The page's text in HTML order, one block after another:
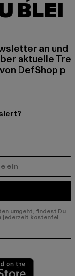
BLEI
an und
aktuelle Tre
DefShop p
umgeht, findest Du
jederzeit kostenfei